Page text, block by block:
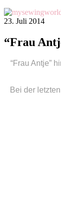
23. Juli 2014
“Frau
“Frau Antje”
Bei der